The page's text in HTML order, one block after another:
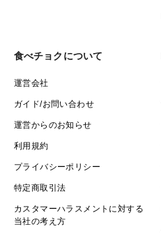
食べチョクについて
運営会社
ガイド/お問い合わせ
運営からのお知らせ
利用規約
プライバシーポリシー
特定商取引法
カスタマーハラスメントに対する
当社の考え方